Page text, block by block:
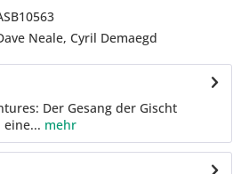
Neale, Cyril Demaegd
Der Gesang der Gischt
mehr